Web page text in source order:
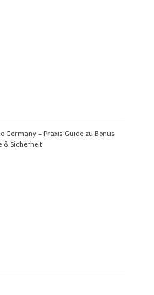
Germany – Praxis‑Guide zu Bonus,
& Sicherheit